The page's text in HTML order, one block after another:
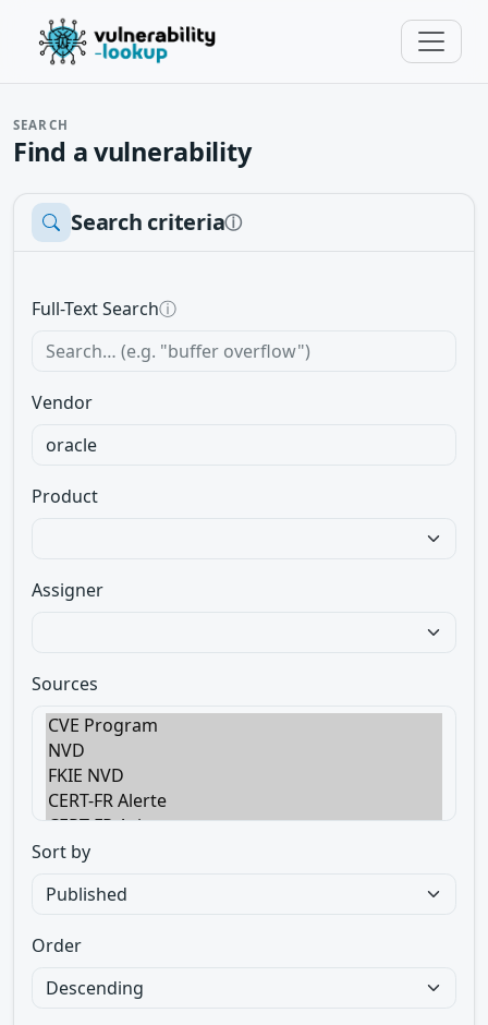
SEARCH
Find a vulnerability
Search criteriaⓘ
Full-Text Searchⓘ
Vendor
Product
Assigner
Sources
Sort by
Order